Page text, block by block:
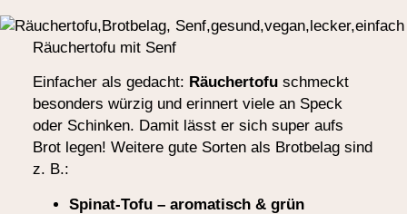
Räuchertofu mit Senf
Einfacher als gedacht: Räuchertofuschmeckt
besonders würzig und erinnert viele an Speck
oder Schinken. Damit lässt er sich super aufs
Brot legen! Weitere gute Sorten als Brotbelag sind
z. B.:
Spinat-Tofu – aromatisch & grün